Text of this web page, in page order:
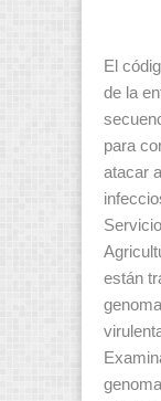
El
de la
para
atacar
están